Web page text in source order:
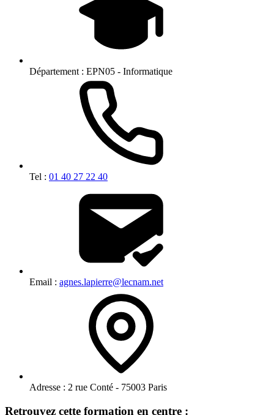
Département : EPN05 - Informatique
Tel : 01 40 27 22 40
Email : agnes.lapierre@lecnam.net
Adresse : 2 rue Conté - 75003 Paris
Retrouvez cette formation en centre :